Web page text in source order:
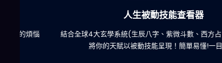
人生被動技能查看器
結合全球4大玄學系統(生辰八字、紫微斗數、西方占星、印度
將你的天賦以被動技能呈現！簡單易懂!一目瞭然!